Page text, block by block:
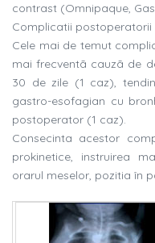
contrast (Omnipaque,
Complicatii postoperatorii
Cele mai de temut
mai frecventã cauzã de
30 de zile (1 caz),
gastro-esofagian cu
postoperator (1 caz).
Consecinta acestor
prokinetice, instruirea
orarul meselor, pozitia în